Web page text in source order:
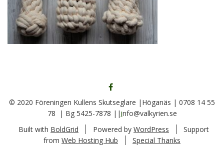
FÖLJ
PÅ
FACEBOOK
© 2020 Föreningen Kullens Skutseglare |Höganäs | 0708 14 55
78 | Bg 5425-7878 ||info@valkyrien.se
Built with BoldGrid Powered by WordPress
Support
from Web Hosting Hub Special Thanks